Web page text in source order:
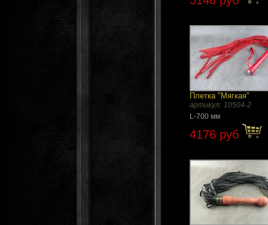
Плетка "Мягкая"
артикул: 10504-2
L-700 мм
4176 руб